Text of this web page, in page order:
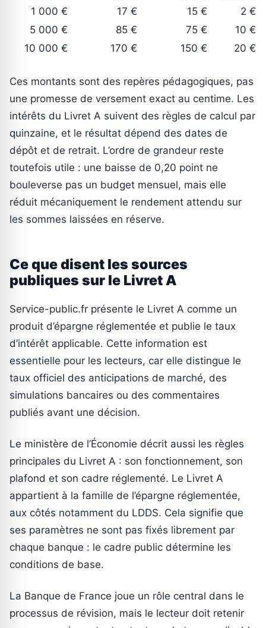
1 000 €
17 € 15 €
2 €
5 000 €
85 € 75 €
10 €
10 000 €
170 € 150 € 20 €
Ces montants sont des repères pédagogiques, pas
une promesse de versement exact au centime. Les
intérêts du Livret A suivent des règles de calcul par
quinzaine, et le résultat dépend des dates de
dépôt et de retrait. L’ordre de grandeur reste
toutefois utile : une baisse de 0,20 point ne
bouleverse pas un budget mensuel, mais elle
réduit mécaniquement le rendement attendu sur
les sommes laissées en réserve.
Ce que disent les sources
publiques sur le Livret A
Service-public.fr présente le Livret A comme un
produit d’épargne réglementée et publie le taux
d’intérêt applicable. Cette information est
essentielle pour les lecteurs, car elle distingue le
taux officiel des anticipations de marché, des
simulations bancaires ou des commentaires
publiés avant une décision.
Le ministère de l’Économie décrit aussi les règles
principales du Livret A : son fonctionnement, son
plafond et son cadre réglementé. Le Livret A
appartient à la famille de l’épargne réglementée,
aux côtés notamment du LDDS. Cela signifie que
ses paramètres ne sont pas fixés librement par
chaque banque : le cadre public détermine les
conditions de base.
La Banque de France joue un rôle central dans le
processus de révision, mais le lecteur doit retenir